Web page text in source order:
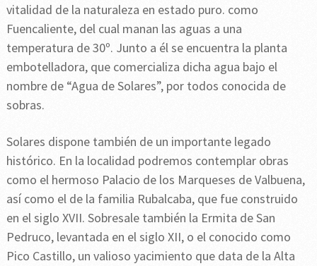
vitalidad de la naturaleza en estado puro. como
Fuencaliente, del cual manan las aguas a una
temperatura de 30º. Junto a él se encuentra la planta
embotelladora, que comercializa dicha agua bajo el
nombre de “Agua de Solares”, por todos conocida de
sobras.
Solares dispone también de un importante legado
histórico. En la localidad podremos contemplar obras
como el hermoso Palacio de los Marqueses de Valbuena,
así como el de la familia Rubalcaba, que fue construido
en el siglo XVII. Sobresale también la Ermita de San
Pedruco, levantada en el siglo XII, o el conocido como
Pico Castillo, un valioso yacimiento que data de la Alta